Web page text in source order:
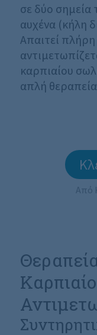
σε δύο
αυχένα (κήλη
Απαιτεί πλήρη
καρπιαίου
απλή
Από